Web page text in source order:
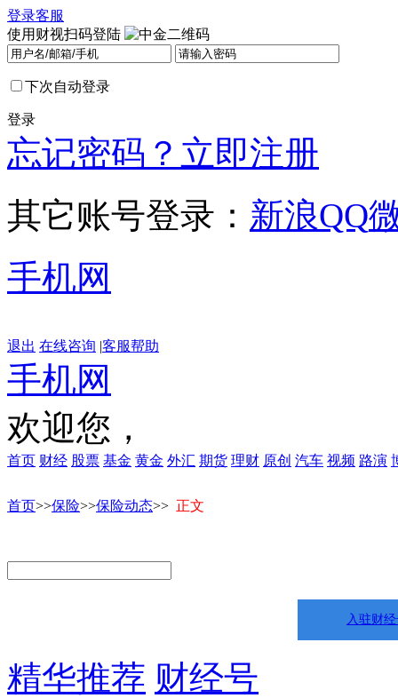
登录客服
使用财视扫码登陆
下次自动登录
登录
忘记密码？ 立即注册
其它账号登录： 新浪QQ
手机网
退出 在线咨询 |客服帮助
手机网
欢迎您，
首页 财经 股票 基金 黄金 外汇 期货 理财 原创 汽车 视频 路演
首页>>保险>>保险动态>> 正文
入驻财
精华推荐 财经号